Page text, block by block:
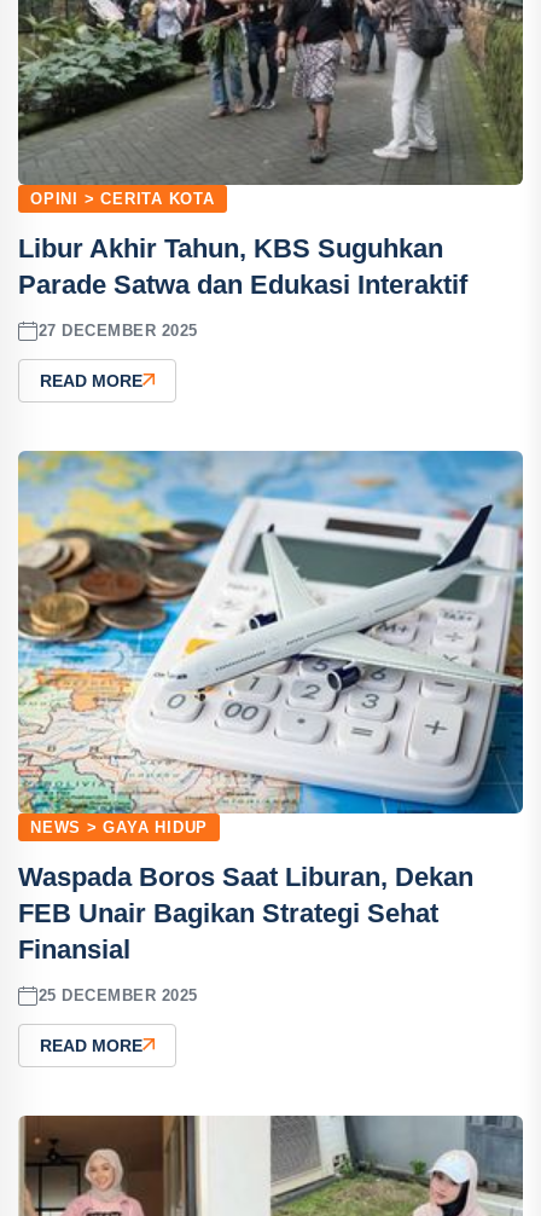
OPINI > CERITA KOTA
Libur Akhir Tahun, KBS Suguhkan
Parade Satwa dan Edukasi Interaktif
27 DECEMBER 2025
READ MORE
NEWS > GAYA HIDUP
Waspada Boros Saat Liburan, Dekan
FEB Unair Bagikan Strategi Sehat
Finansial
25 DECEMBER 2025
READ MORE